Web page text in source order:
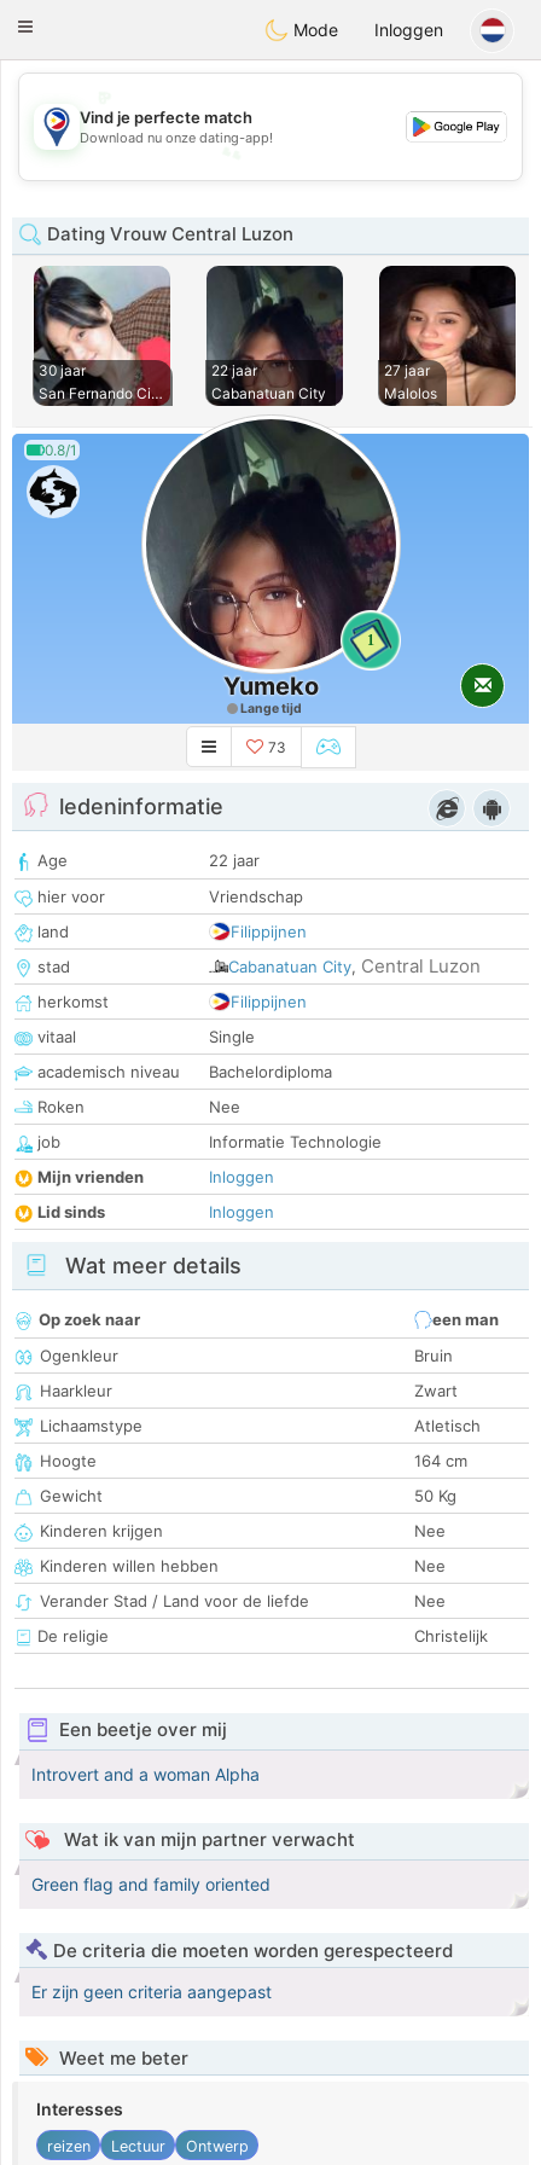
PhilippinesChat
Toggle
Mode Inloggen
💕
💕
Vind je perfecte match
Download nu onze dating-app!
Dating Vrouw Central Luzon
30 jaar
San Fernando City
22 jaar
Cabanatuan City
27 jaar
Malolos
0.8/1
1
Yumeko
Lange tijd
73
ledeninformatie
Age
22 jaar
hier voor
Vriendschap
land
Filippijnen
stad
Cabanatuan City, Central Luzon
herkomst
Filippijnen
vitaal
Single
academisch niveau
Bachelordiploma
Roken
Nee
job
Informatie Technologie
Mijn vrienden
Inloggen
Lid sinds
Inloggen
Wat meer details
Op zoek naar
een man
Ogenkleur
Bruin
Haarkleur
Zwart
Lichaamstype
Atletisch
Hoogte
164 cm
Gewicht
50 Kg
Kinderen krijgen
Nee
Kinderen willen hebben
Nee
Verander Stad / Land voor de liefde
Nee
De religie
Christelijk
Een beetje over mij
Introvert and a woman Alpha
Wat ik van mijn partner verwacht
Green flag and family oriented
De criteria die moeten worden gerespecteerd
Er zijn geen criteria aangepast
Weet me beter
Interesses
reizen Lectuur Ontwerp